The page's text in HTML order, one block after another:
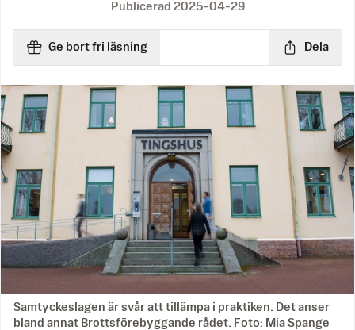
Publicerad 2025-04-29
Ge bort fri läsning Dela
Samtyckeslagen är svår att tillämpa i praktiken. Det anser
bland annat Brottsförebyggande rådet. Foto: Mia Spange